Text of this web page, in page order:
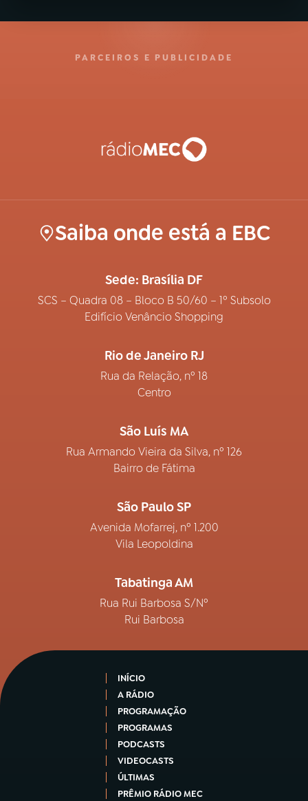
PARCEIROS E PUBLICIDADE
Saiba onde está a EBC
Sede: Brasília DF
SCS – Quadra 08 – Bloco B 50/60 – 1º Subsolo
Edifício Venâncio Shopping
Rio de Janeiro RJ
Rua da Relação, nº 18
Centro
São Luís MA
Rua Armando Vieira da Silva, nº 126
Bairro de Fátima
São Paulo SP
Avenida Mofarrej, nº 1.200
Vila Leopoldina
Tabatinga AM
Rua Rui Barbosa S/Nº
Rui Barbosa
INÍCIO
A RÁDIO
PROGRAMAÇÃO
PROGRAMAS
PODCASTS
VIDEOCASTS
ÚLTIMAS
PRÊMIO RÁDIO MEC